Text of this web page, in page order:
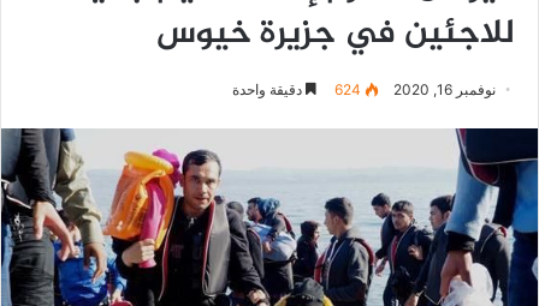
للاجئين في جزيرة خيوس
نوفمبر 16, 2020 624 دقيقة واحدة